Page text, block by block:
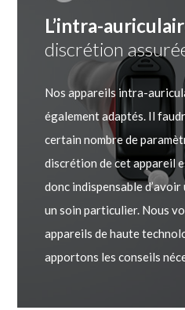
L’intra-
discrétion
Nos appareils intra-
également adaptés. Il
certain nombre de
discrétion de cet appareil
donc indispensable
un soin particulier. Nous
appareils de haute
apportons les conseils